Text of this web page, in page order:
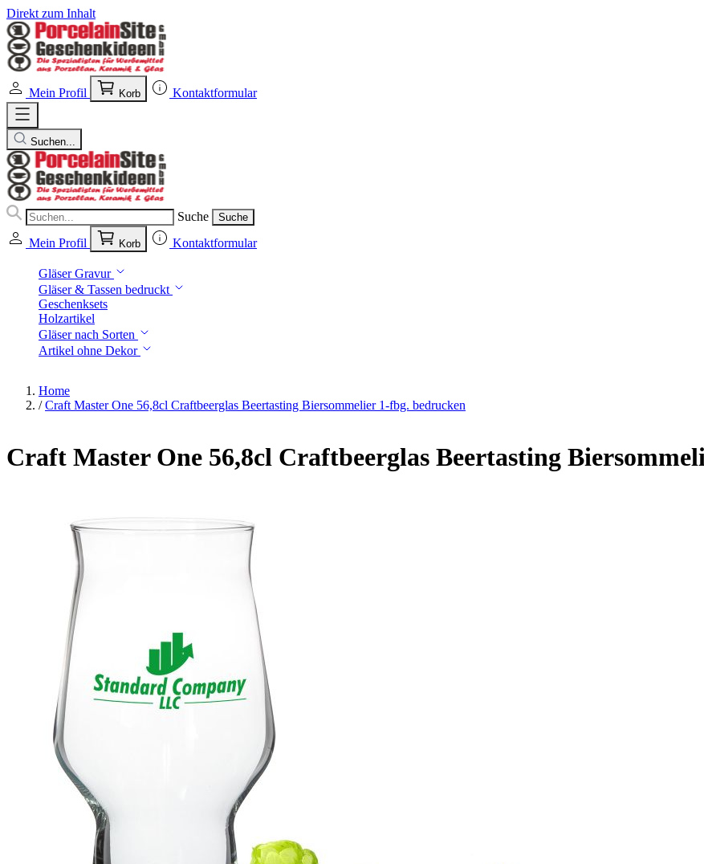
Direkt zum Inhalt
Mein Profil Korb Kontaktformular
Suchen...
Suche Suche
Mein Profil Korb Kontaktformular
Gläser Gravur
Gläser & Tassen bedruckt
Geschenksets
Holzartikel
Gläser nach Sorten
Artikel ohne Dekor
Home
/ Craft Master One 56,8cl Craftbeerglas Beertasting Biersommelier 1-fbg. bedrucken
Craft Master One 56,8cl Craftbeerglas Beertasting